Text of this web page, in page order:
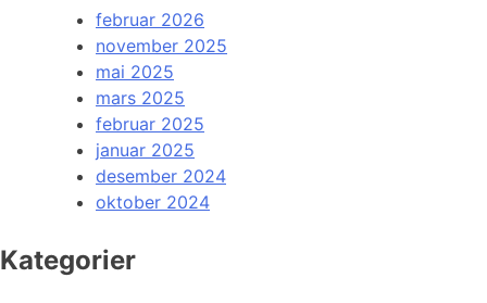
februar 2026
november 2025
mai 2025
mars 2025
februar 2025
januar 2025
desember 2024
oktober 2024
Kategorier